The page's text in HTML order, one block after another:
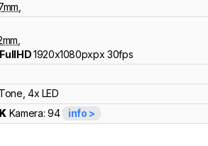
mm
mm
1920x1080pxpx30fps
4x LED
Kamera: 94 info >